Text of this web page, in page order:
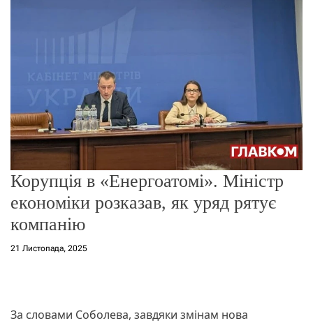
Корупція в «Енергоатомі». Міністр
економіки розказав, як уряд рятує
компанію
21 Листопада, 2025
За словами Соболева, завдяки змінам нова